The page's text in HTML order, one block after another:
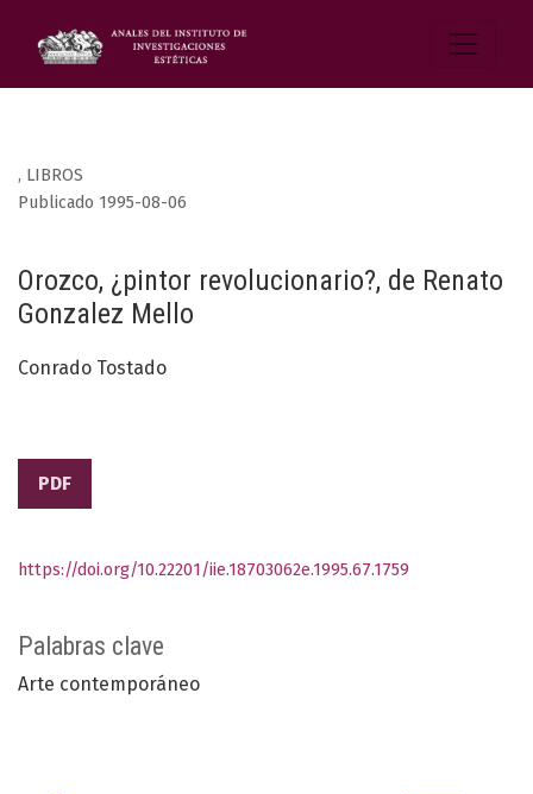
, LIBROS
Orozco, ¿pintor revolucionario?, de Renato
Gonzalez Mello
Publicado 1995-08-06
Conrado Tostado
PDF
Palabras clave
Arte contemporáneo
https://doi.org/10.22201/iie.18703062e.1995.67.1759